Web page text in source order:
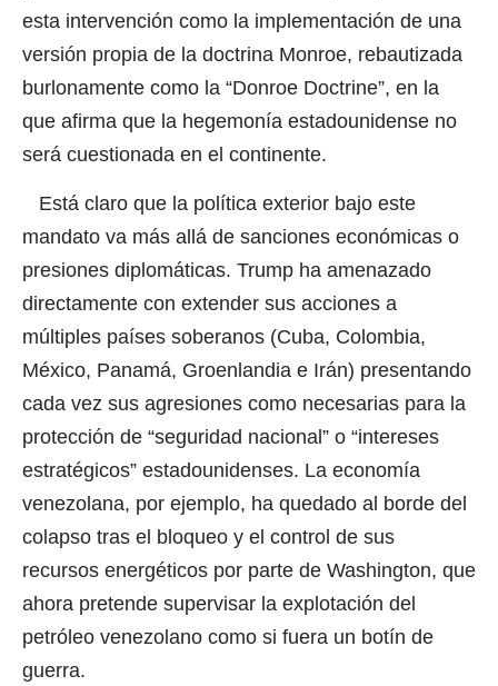
esta intervención como la implementación de una
versión propia de la doctrina Monroe, rebautizada
burlonamente como la “Donroe Doctrine”, en la
que afirma que la hegemonía estadounidense no
será cuestionada en el continente.
Está claro que la política exterior bajo este
mandato va más allá de sanciones económicas o
presiones diplomáticas. Trump ha amenazado
directamente con extender sus acciones a
múltiples países soberanos (Cuba, Colombia,
México, Panamá, Groenlandia e Irán) presentando
cada vez sus agresiones como necesarias para la
protección de “seguridad nacional” o “intereses
estratégicos” estadounidenses. La economía
venezolana, por ejemplo, ha quedado al borde del
colapso tras el bloqueo y el control de sus
recursos energéticos por parte de Washington, que
ahora pretende supervisar la explotación del
petróleo venezolano como si fuera un botín de
guerra.